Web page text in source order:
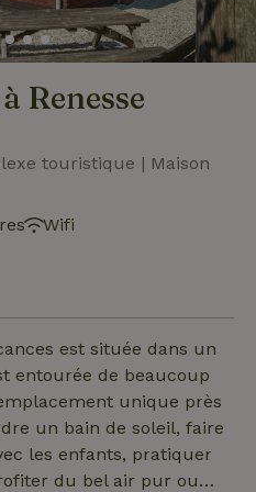
Renesse
touristique | Maison
Wifi
est située dans un
entourée de beaucoup
unique près
un bain de soleil, faire
les enfants, pratiquer
du bel air pur ou